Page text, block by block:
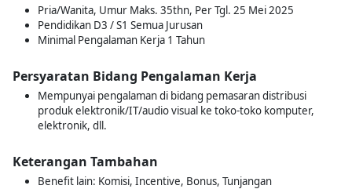
Pria/Wanita, Umur Maks. 35thn, Per Tgl. 25 Mei 2025
Pendidikan D3 / S1 Semua Jurusan
Minimal Pengalaman Kerja 1 Tahun
Persyaratan Bidang Pengalaman Kerja
Mempunyai pengalaman di bidang pemasaran distribusi
produk elektronik/IT/audio visual ke toko-toko komputer,
elektronik, dll.
Keterangan Tambahan
Benefit lain: Komisi, Incentive, Bonus, Tunjangan